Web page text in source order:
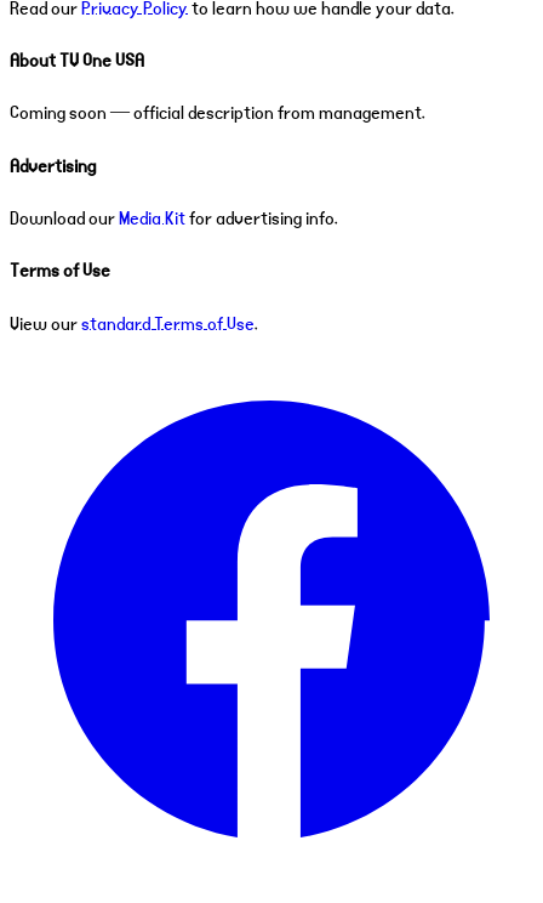
Read ourPrivacy Policyto learn how we handle your data.
About TV One USA
Coming soon — official description from management.
Advertising
Download ourMedia Kitfor advertising info.
Terms of Use
View ourstandard Terms of Use.